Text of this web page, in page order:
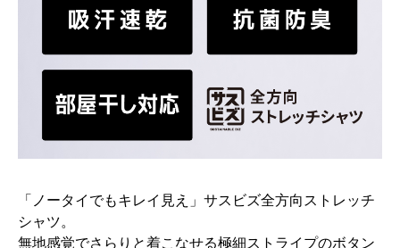
「ノータイでもキレイ見え」サスビズ全方向ストレッチ
シャツ。
無地感覚でさらりと着こなせる極細ストライプのボタン